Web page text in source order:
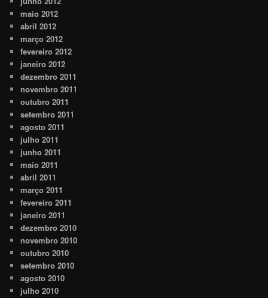
maio 2012
abril 2012
março 2012
fevereiro 2012
janeiro 2012
dezembro 2011
novembro 2011
outubro 2011
setembro 2011
agosto 2011
julho 2011
junho 2011
maio 2011
abril 2011
março 2011
fevereiro 2011
janeiro 2011
dezembro 2010
novembro 2010
outubro 2010
setembro 2010
agosto 2010
julho 2010